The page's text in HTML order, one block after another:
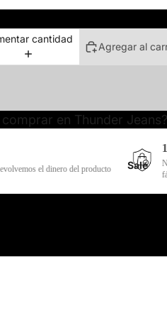
Sale
cantidad
Agregar al
en Thunder Jeans?
del producto
180 Días de
Nuestros productos
fábrica